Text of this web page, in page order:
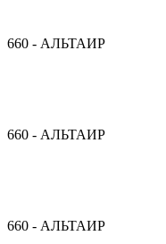
660 - АЛЬТАИР
660 - АЛЬТАИР
660 - АЛЬТАИР